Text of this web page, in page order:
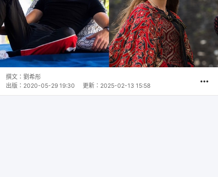
撰文： 劉希彤
出版： 2020-05-29 19:30 更新： 2025-02-13 15:58